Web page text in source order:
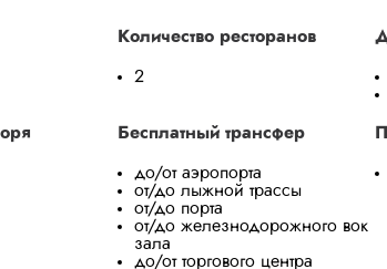
Количество ресторанов
2
Бесплатный трансфер
до/от аэропорта
от/до лыжной трассы
от/до порта
от/до железнодорожного вок
зала
до/от торгового центра